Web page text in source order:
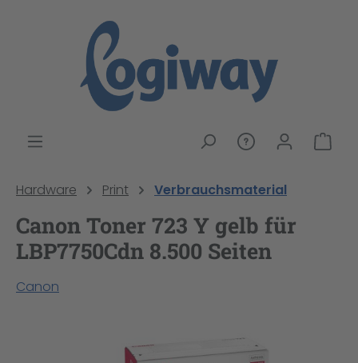
Hardware Print Verbrauchsmaterial
Canon Toner 723 Y gelb für
LBP7750Cdn 8.500 Seiten
Canon